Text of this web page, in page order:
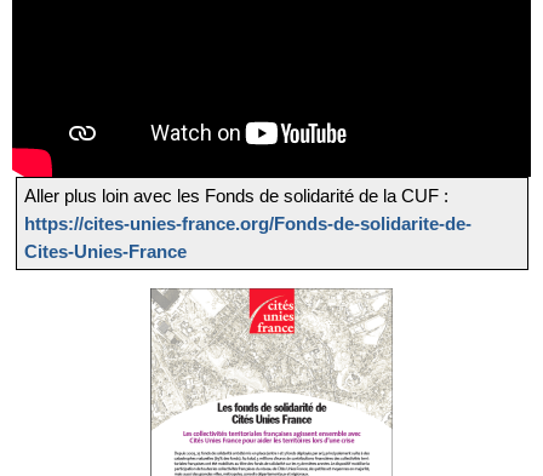
Aller plus loin avec les Fonds de solidarité de la CUF :
https://cites-unies-france.org/Fonds-de-solidarite-de-
Cites-Unies-France